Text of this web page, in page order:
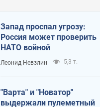
Запад проспал угрозу:
Россия может проверить
НАТО войной
Леонид Невзлин 5,3 т.
"Варта" и "Новатор"
выдержали пулеметный